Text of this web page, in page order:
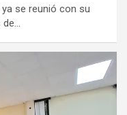
se reunió con su
de…